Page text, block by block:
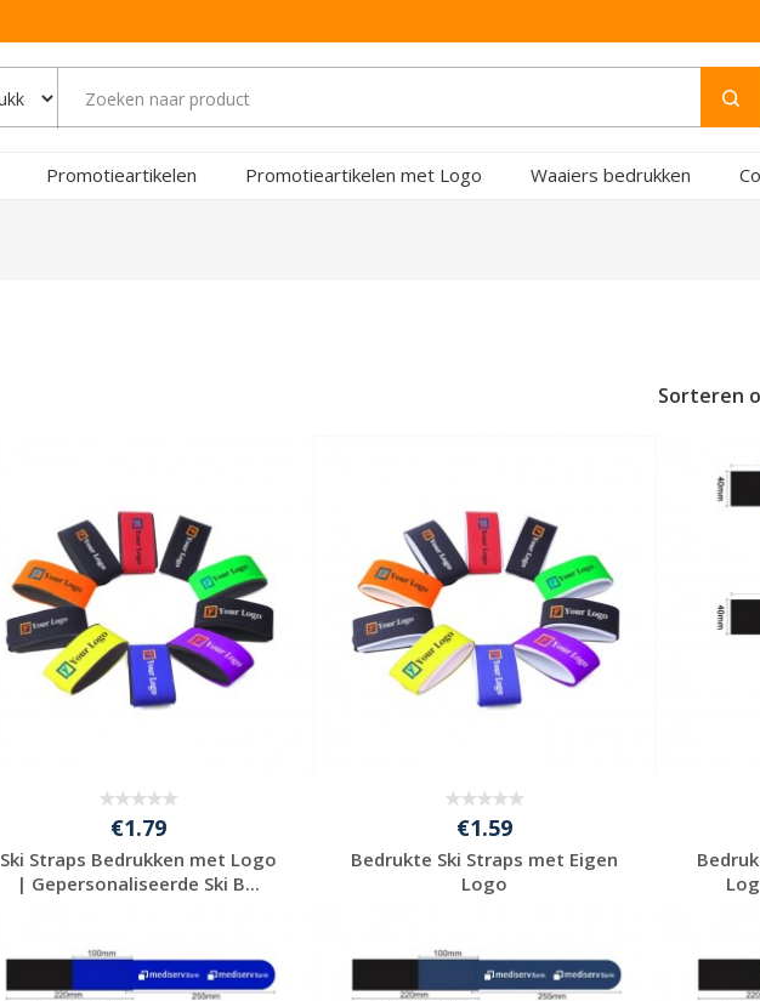
Promotieartikelen Promotieartikelen met Logo Waaiers bedrukken
Sorteren
€1.79
Ski Straps Bedrukken met Logo
| Gepersonaliseerde Ski B...
aanvragen
€1.59
Bedrukte Ski Straps met Eigen
Logo
aanvragen